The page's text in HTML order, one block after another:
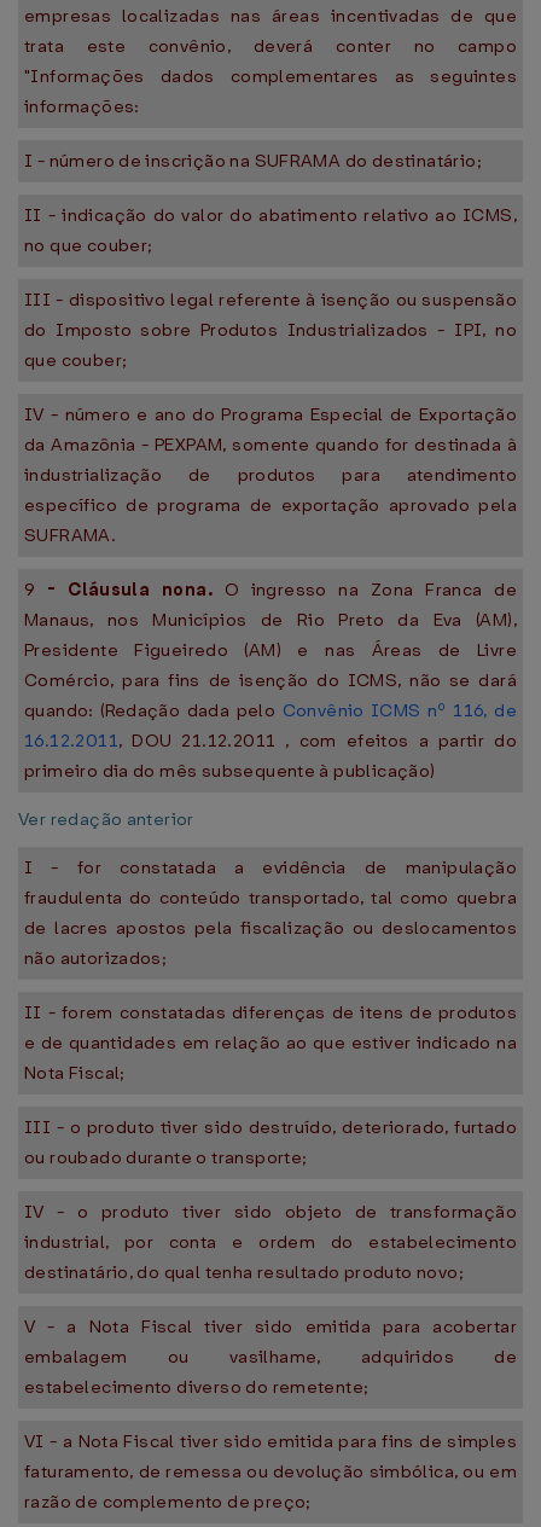
empresas localizadas nas áreas incentivadas de que
trata este convênio, deverá conter no campo
"Informações dados complementares as seguintes
informações:
I - número de inscrição na SUFRAMA do destinatário;
II - indicação do valor do abatimento relativo ao ICMS,
no que couber;
III - dispositivo legal referente à isenção ou suspensão
do Imposto sobre Produtos Industrializados - IPI, no
que couber;
IV - número e ano do Programa Especial de Exportação
da Amazônia - PEXPAM, somente quando for destinada à
industrialização de produtos para atendimento
específico de programa de exportação aprovado pela
SUFRAMA.
9 - Cláusula nona. O ingresso na Zona Franca de
Manaus, nos Municípios de Rio Preto da Eva (AM),
Presidente Figueiredo (AM) e nas Áreas de Livre
Comércio, para fins de isenção do ICMS, não se dará
quando: (Redação dada pelo Convênio ICMS nº 116, de
16.12.2011, DOU 21.12.2011 , com efeitos a partir do
primeiro dia do mês subsequente à publicação)
Ver redação anterior
I - for constatada a evidência de manipulação
fraudulenta do conteúdo transportado, tal como quebra
de lacres apostos pela fiscalização ou deslocamentos
não autorizados;
II - forem constatadas diferenças de itens de produtos
e de quantidades em relação ao que estiver indicado na
Nota Fiscal;
III - o produto tiver sido destruído, deteriorado, furtado
ou roubado durante o transporte;
IV - o produto tiver sido objeto de transformação
industrial, por conta e ordem do estabelecimento
destinatário, do qual tenha resultado produto novo;
V - a Nota Fiscal tiver sido emitida para acobertar
embalagem ou vasilhame, adquiridos de
estabelecimento diverso do remetente;
VI - a Nota Fiscal tiver sido emitida para fins de simples
faturamento, de remessa ou devolução simbólica, ou em
razão de complemento de preço;